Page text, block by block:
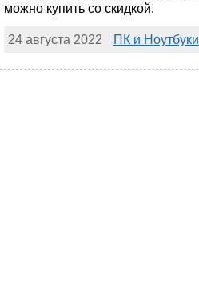
можно купить со скидкой.
24 августа 2022 ПК и Ноутбуки